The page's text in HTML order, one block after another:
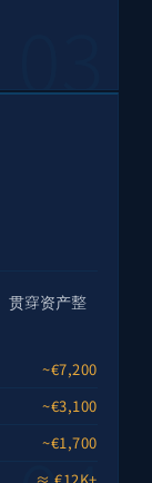
贯穿资产整
~€7,200
~€3,100
~€1,700